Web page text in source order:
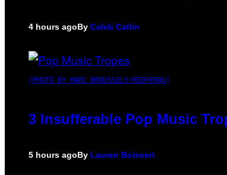
4 hours agoBy Caleb Catlin
(PHOTO BY MARC BROUSSELY/REDFERNS)
3 Insufferable Pop Music
5 hours agoBy Lauren Boisvert